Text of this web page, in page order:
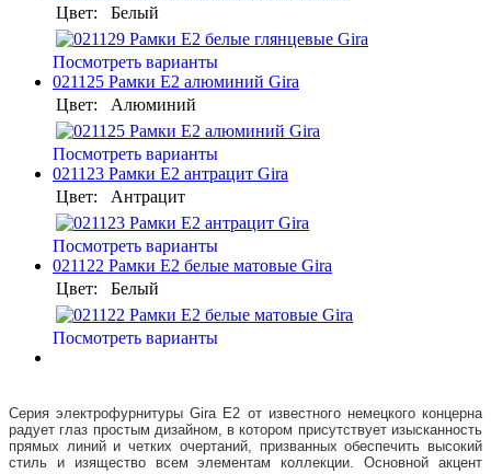
Цвет:
Белый
Посмотреть варианты
021125 Рамки E2 алюминий Gira
Цвет:
Алюминий
Посмотреть варианты
021123 Рамки E2 антрацит Gira
Цвет:
Антрацит
Посмотреть варианты
021122 Рамки E2 белые матовые Gira
Цвет:
Белый
Посмотреть варианты
Серия электрофурнитуры Gira Е2 от известного немецкого концерна
радует глаз простым дизайном, в котором присутствует изысканность
прямых линий и четких очертаний, призванных обеспечить высокий
стиль и изящество всем элементам коллекции. Основной акцент